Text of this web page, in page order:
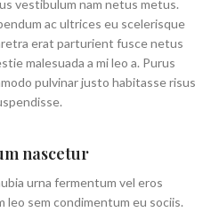
vestibulum nam netus metus.
ac ultrices eu scelerisque
erat parturient fusce netus
malesuada a mi leo a. Purus
pulvinar justo habitasse risus
nascetur
urna fermentum vel eros
leo sem condimentum eu sociis.